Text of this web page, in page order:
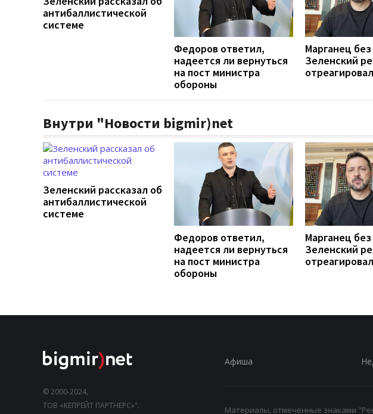
антибаллистической
системе
Федоров ответил,
надеется ли вернуться
на пост министра
обороны
Марганец
Зеленский
отреагировал
Внутри "Новости bigmir)net
Зеленский рассказал об
антибаллистической
системе
Федоров ответил,
надеется ли вернуться
на пост министра
обороны
Марганец
Зеленский
отреагировал
© 2000-2024,
ТОВ «КЕПРЕЙТ ПАРТНЕРС»".
Афиша
Материалы, отмеченные знаками